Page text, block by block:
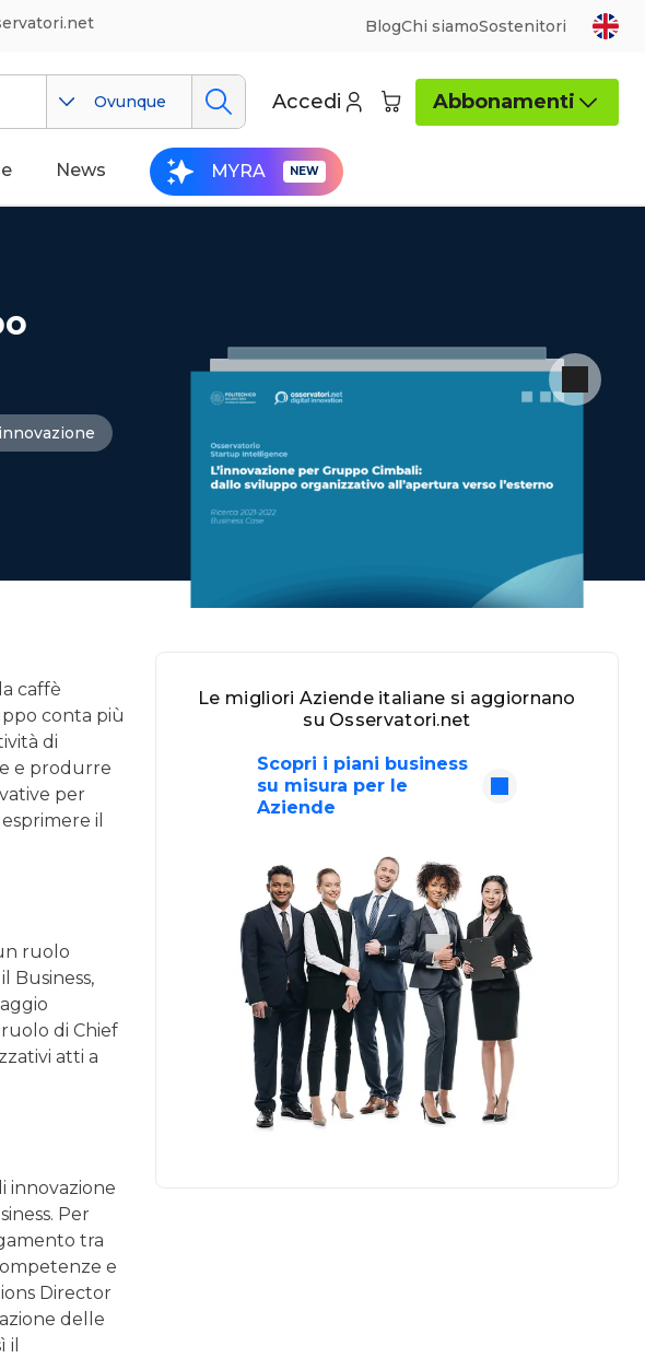
BlogChi siamoSostenitori
Ovunque Accedi Abbonamenti
News MYRA
caffè
conta più
di
e produrre
per
il
ruolo
Business,
di Chief
atti a
innovazione
Per
tra
e
Director
delle
il
Le migliori Aziende italiane si aggiornano
su Osservatori.net
Scopri i piani business
su misura per le
Aziende